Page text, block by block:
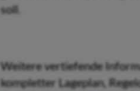
soll.
Weitere vertiefende
kompletter Lageplan,